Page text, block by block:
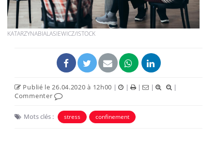
KATARZYNABIALASIEWICZ/ISTOCK
Publié le 26.04.2020 à 12h00 | | | |
|
Commenter
Mots clés : stress confinement